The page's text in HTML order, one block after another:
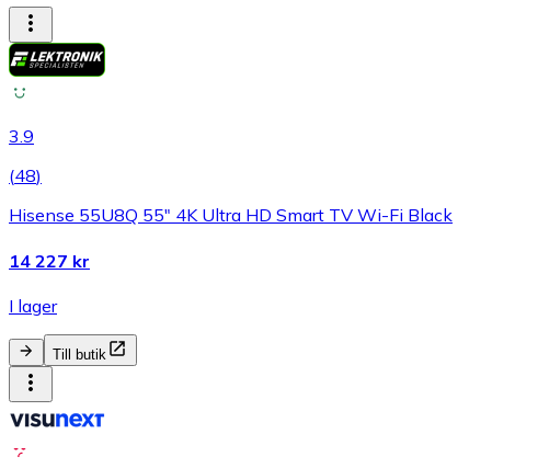
3.9
(48)
Hisense 55U8Q 55" 4K Ultra HD Smart TV Wi-Fi Black
14 227 kr
I lager
Till butik